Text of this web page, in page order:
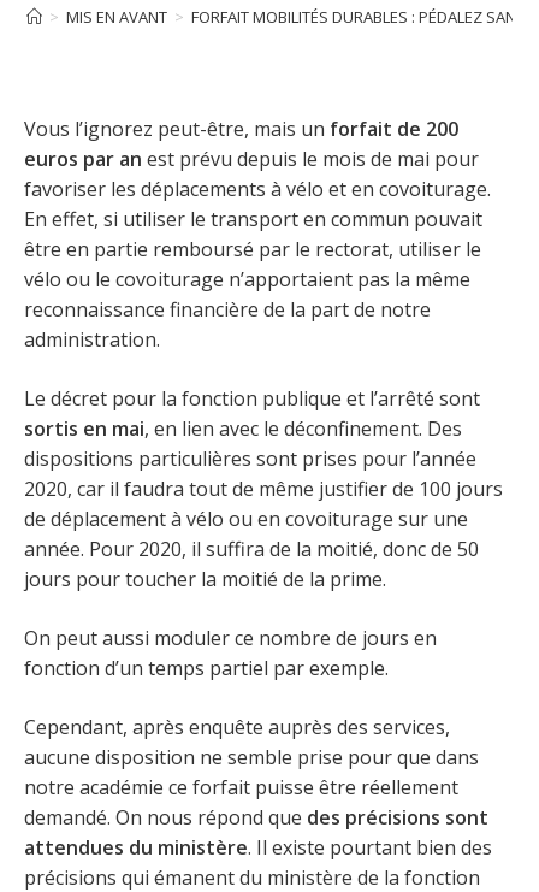
> MIS EN AVANT > FORFAIT MOBILITÉS DURABLES : PÉDALEZ SANS
Vous l’ignorez peut-être, mais un forfait de 200
euros par an est prévu depuis le mois de mai pour
favoriser les déplacements à vélo et en covoiturage.
En effet, si utiliser le transport en commun pouvait
être en partie remboursé par le rectorat, utiliser le
vélo ou le covoiturage n’apportaient pas la même
reconnaissance financière de la part de notre
administration.
Le décret pour la fonction publique et l’arrêté sont
sortis en mai, en lien avec le déconfinement. Des
dispositions particulières sont prises pour l’année
2020, car il faudra tout de même justifier de 100 jours
de déplacement à vélo ou en covoiturage sur une
année. Pour 2020, il suffira de la moitié, donc de 50
jours pour toucher la moitié de la prime.
On peut aussi moduler ce nombre de jours en
fonction d’un temps partiel par exemple.
Cependant, après enquête auprès des services,
aucune disposition ne semble prise pour que dans
notre académie ce forfait puisse être réellement
demandé. On nous répond que des précisions sont
attendues du ministère. Il existe pourtant bien des
précisions qui émanent du ministère de la fonction